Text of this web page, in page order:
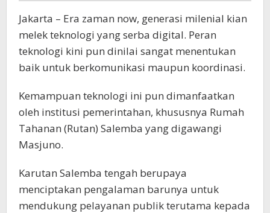
Jakarta – Era zaman now, generasi milenial kian
melek teknologi yang serba digital. Peran
teknologi kini pun dinilai sangat menentukan
baik untuk berkomunikasi maupun koordinasi.
Kemampuan teknologi ini pun dimanfaatkan
oleh institusi pemerintahan, khususnya Rumah
Tahanan (Rutan) Salemba yang digawangi
Masjuno.
Karutan Salemba tengah berupaya
menciptakan pengalaman barunya untuk
mendukung pelayanan publik terutama kepada